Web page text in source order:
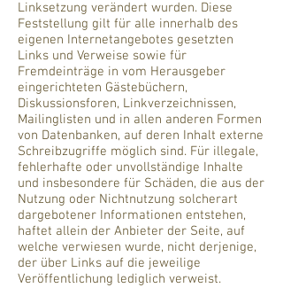
Linksetzung verändert wurden. Diese
Feststellung gilt für alle innerhalb des
eigenen Internetangebotes gesetzten
Links und Verweise sowie für
Fremdeinträge in vom Herausgeber
eingerichteten Gästebüchern,
Diskussionsforen, Linkverzeichnissen,
Mailinglisten und in allen anderen Formen
von Datenbanken, auf deren Inhalt externe
Schreibzugriffe möglich sind. Für illegale,
fehlerhafte oder unvollständige Inhalte
und insbesondere für Schäden, die aus der
Nutzung oder Nichtnutzung solcherart
dargebotener Informationen entstehen,
haftet allein der Anbieter der Seite, auf
welche verwiesen wurde, nicht derjenige,
der über Links auf die jeweilige
Veröffentlichung lediglich verweist.